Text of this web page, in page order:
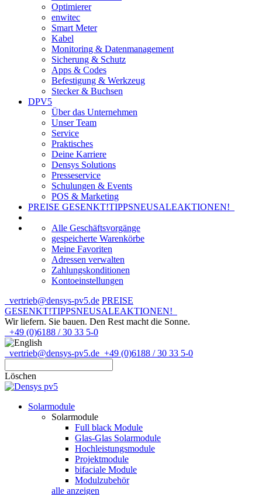
Optimierer
enwitec
Smart Meter
Kabel
Monitoring & Datenmanagement
Sicherung & Schutz
Apps & Codes
Befestigung & Werkzeug
Stecker & Buchsen
DPV5
Über das Unternehmen
Unser Team
Service
Praktisches
Deine Karriere
Densys Solutions
Presseservice
Schulungen & Events
POS & Marketing
PREISE GESENKT!TIPPSNEUSALEAKTIONEN!
Alle Geschäftsvorgänge
gespeicherte Warenkörbe
Meine Favoriten
Adressen verwalten
Zahlungskonditionen
Kontoeinstellungen
vertrieb@densys-pv5.de PREISE
GESENKT!TIPPSNEUSALEAKTIONEN!
Wir liefern. Sie bauen. Den Rest macht die Sonne.
+49 (0)6188 / 30 33 5-0
vertrieb@densys-pv5.de +49 (0)6188 / 30 33 5-0
Löschen
Solarmodule
Solarmodule
Full black Module
Glas-Glas Solarmodule
Hochleistungsmodule
Projektmodule
bifaciale Module
Modulzubehör
alle anzeigen